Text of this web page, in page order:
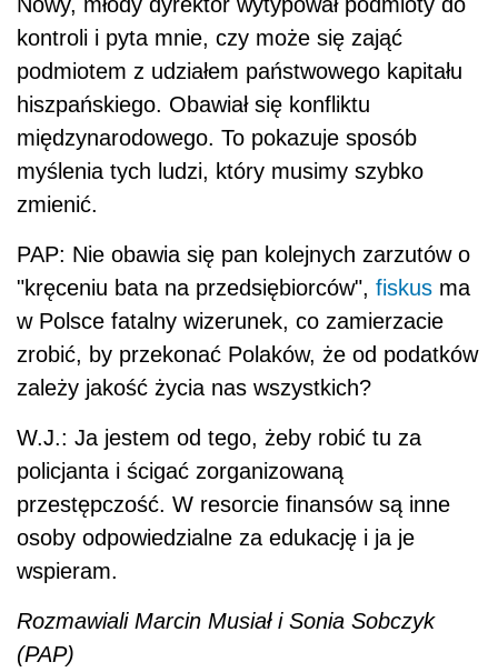
kontroli i pyta mnie, czy może się zająć
podmiotem z udziałem państwowego kapitału
hiszpańskiego. Obawiał się konfliktu
międzynarodowego. To pokazuje sposób
myślenia tych ludzi, który musimy szybko
zmienić.
PAP: Nie obawia się pan kolejnych zarzutów o
"kręceniu bata na przedsiębiorców", fiskus ma
w Polsce fatalny wizerunek, co zamierzacie
zrobić, by przekonać Polaków, że od podatków
zależy jakość życia nas wszystkich?
W.J.: Ja jestem od tego, żeby robić tu za
policjanta i ścigać zorganizowaną
przestępczość. W resorcie finansów są inne
osoby odpowiedzialne za edukację i ja je
wspieram.
Rozmawiali Marcin Musiał i Sonia Sobczyk
(PAP)